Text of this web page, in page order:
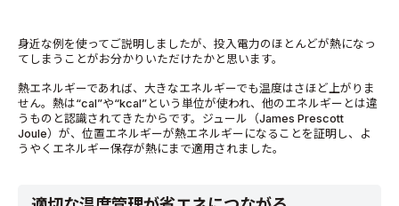
身近な例を使ってご説明しましたが、投入電力のほとんどが熱になっ
てしまうことがお分かりいただけたかと思います。
熱エネルギーであれば、大きなエネルギーでも温度はさほど上がりま
せん。熱は“cal”や“kcal”という単位が使われ、他のエネルギーとは違
うものと認識されてきたからです。ジュール（James Prescott
Joule）が、位置エネルギーが熱エネルギーになることを証明し、よ
うやくエネルギー保存が熱にまで適用されました。